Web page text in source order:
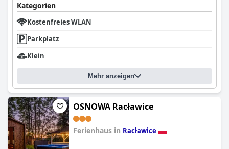
Kategorien
Kostenfreies WLAN
Parkplatz
Klein
Mehr anzeigen
OSNOWA Racławice
Ferienhaus in Racławice